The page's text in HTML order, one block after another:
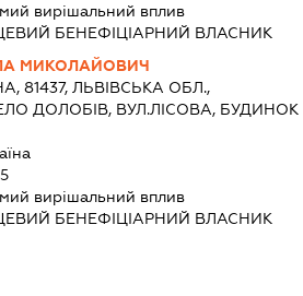
вирішальний вплив
БЕНЕФІЦІАРНИЙ ВЛАСНИК
МИКОЛАЙОВИЧ
81437, ЛЬВІВСЬКА ОБЛ.,
ДОЛОБІВ, ВУЛ.ЛІСОВА, БУДИНОК
вирішальний вплив
БЕНЕФІЦІАРНИЙ ВЛАСНИК